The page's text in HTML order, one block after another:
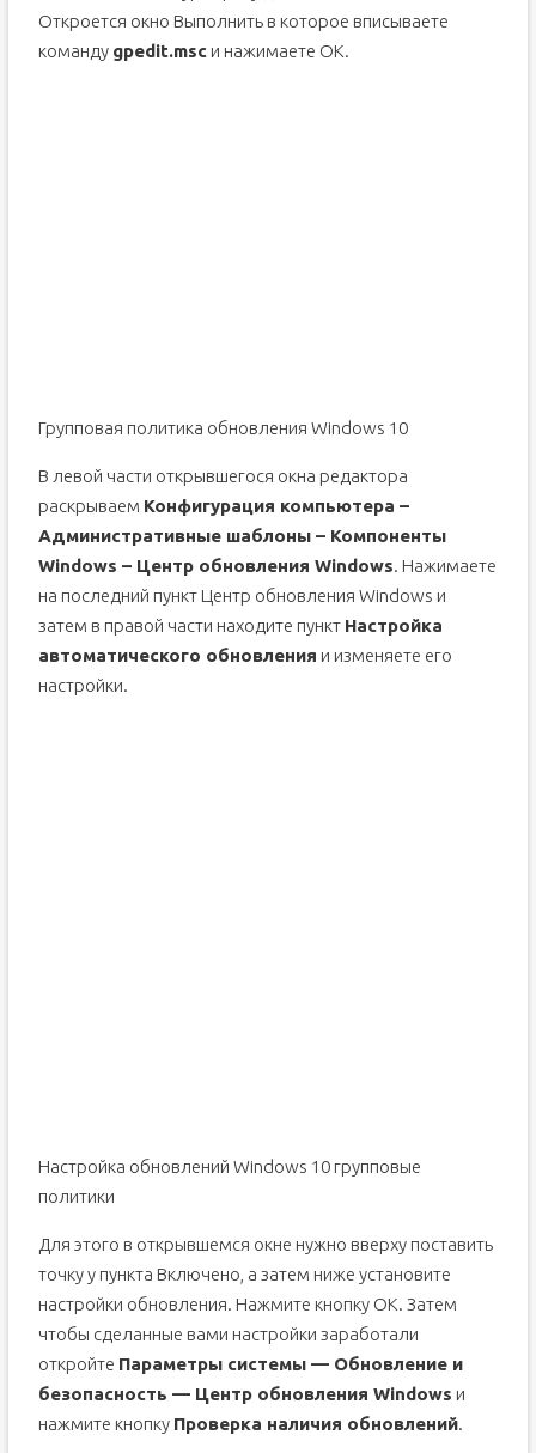
Откроется окно Выполнить в которое вписываете
команду gpedit.mscи нажимаете ОК.
Групповая политика обновления Windows 10
В левой части открывшегося окна редактора
раскрываем Конфигурация компьютера –
Административные шаблоны – Компоненты
Windows – Центр обновления Windows. Нажимаете
на последний пункт Центр обновления Windows и
затем в правой части находите пункт Настройка
автоматического обновления и изменяете его
настройки.
Настройка обновлений Windows 10 групповые
политики
Для этого в открывшемся окне нужно вверху поставить
точку у пункта Включено, а затем ниже установите
настройки обновления. Нажмите кнопку ОК. Затем
чтобы сделанные вами настройки заработали
откройте Параметры системы — Обновление и
безопасность — Центр обновления Windows и
нажмите кнопку Проверка наличия обновлений.